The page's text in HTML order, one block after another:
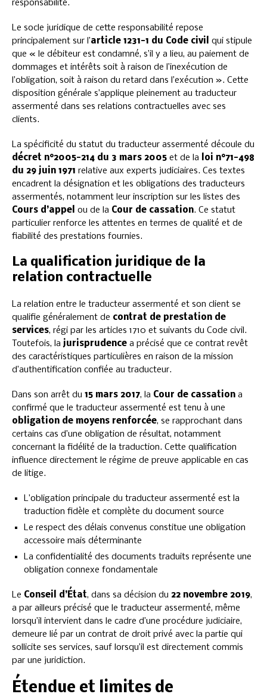
responsabilité.
Le socle juridique de cette responsabilité repose
principalement sur l’article 1231-1 du Code civil
qui stipule
que « le débiteur est condamné, s’il y a lieu, au paiement de
dommages et intérêts soit à raison de l’inexécution de
l’obligation, soit à raison du retard dans l’exécution ». Cette
disposition générale s’applique pleinement au traducteur
assermenté dans ses relations contractuelles avec ses
clients.
La spécificité du statut du traducteur assermenté découle du
décret n°2005-214 du 3 mars 2005 et de la
loi n°71-498
du 29 juin 1971 relative aux experts judiciaires. Ces textes
encadrent la désignation et les obligations des traducteurs
assermentés, notamment leur inscription sur les listes des
Cours d’appel ou de la Cour de cassation. Ce statut
particulier renforce les attentes en termes de qualité et de
fiabilité des prestations fournies.
La qualification juridique de la
relation contractuelle
La relation entre le traducteur assermenté et son client se
qualifie généralement de contrat de prestation de
services, régi par les articles 1710 et suivants du Code civil.
Toutefois, la jurisprudence a précisé que ce contrat revêt
des caractéristiques particulières en raison de la mission
d’authentification confiée au traducteur.
Dans son arrêt du 15 mars 2017, la Cour de cassation a
confirmé que le traducteur assermenté est tenu à une
obligation de moyens renforcée, se rapprochant dans
certains cas d’une obligation de résultat, notamment
concernant la fidélité de la traduction. Cette qualification
influence directement le régime de preuve applicable en cas
de litige.
L’obligation principale du traducteur assermenté est la
traduction fidèle et complète du document source
Le respect des délais convenus constitue une obligation
accessoire mais déterminante
La confidentialité des documents traduits représente une
obligation connexe fondamentale
Le Conseil d’État, dans sa décision du 22 novembre 2019,
a par ailleurs précisé que le traducteur assermenté, même
lorsqu’il intervient dans le cadre d’une procédure judiciaire,
demeure lié par un contrat de droit privé avec la partie qui
sollicite ses services, sauf lorsqu’il est directement commis
par une juridiction.
Étendue et limites de